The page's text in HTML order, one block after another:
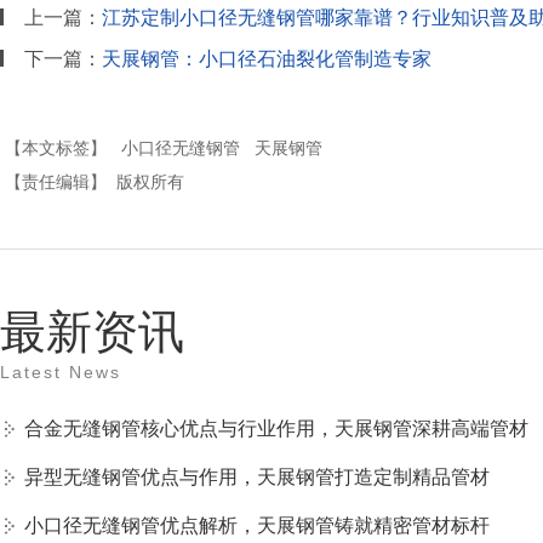
上一篇： 江苏定制小口径无缝钢管哪家靠谱？行业知识普及
下一篇： 天展钢管：小口径石油裂化管制造专家
【本文标签】 小口径无缝钢管
天展钢管
【责任编辑】
版权所有
最新资讯
Latest News
合金无缝钢管核心优点与行业作用，天展钢管深耕高端管材
异型无缝钢管优点与作用，天展钢管打造定制精品管材
小口径无缝钢管优点解析，天展钢管铸就精密管材标杆